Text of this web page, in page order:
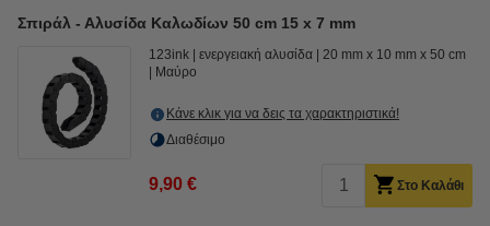
Σπιράλ - Αλυσίδα Καλωδίων 50 cm 15 x 7 mm
123ink ενεργειακή αλυσίδα
20 mm x 10 mm x 50 cm
Μαύρο
Κάνε κλικ για να δεις τα χαρακτηριστικά!
Διαθέσιμο
9,90 € Στο Καλάθι